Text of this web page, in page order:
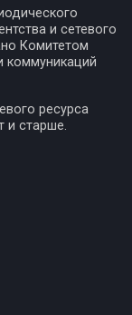
и сетевого
Комитетом
коммуникаций
ресурса
и старше.